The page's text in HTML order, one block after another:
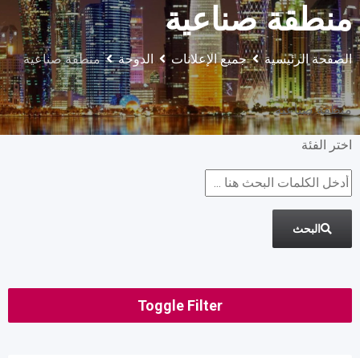
منطقة صناعية
الصفحة الرئيسية جميع الإعلانات الدوحة منطقة صناعية
منطقة صناعية
اختر الفئة
البحث
Toggle Filter